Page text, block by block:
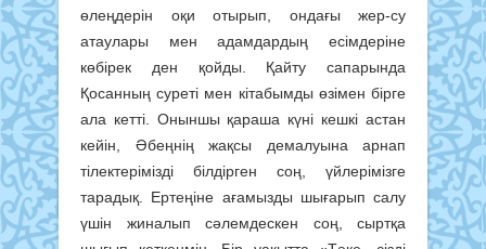
өлеңдерін оқи отырып, ондағы жер-су
атаулары мен адамдардың есімдеріне
көбірек ден қойды. Қайту сапарында
Қосанның суреті мен кітабымды өзімен бірге
ала кетті. Оныншы қараша күні кешкі астан
кейін, Әбеңнің жақсы демалуына арнап
тілектерімізді білдірген соң, үйлерімізге
тарадық. Ертеңіне ағамызды шығарып салу
үшін жиналып сәлемдескен соң, сыртқа